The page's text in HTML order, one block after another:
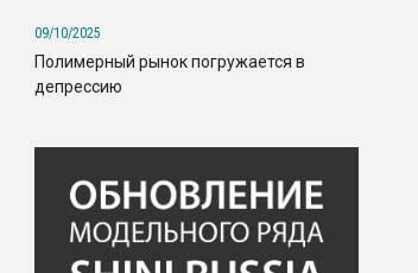
09/10/2025
Полимерный рынок погружается в
депрессию